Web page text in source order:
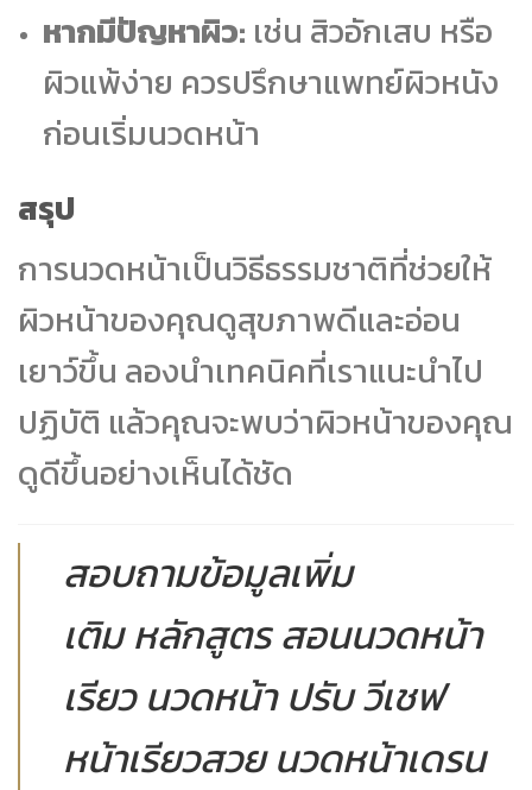
หากมีปัญหาผิว: เช่น สิวอักเสบ หรือ
ผิวแพ้ง่าย ควรปรึกษาแพทย์ผิวหนัง
ก่อนเริ่มนวดหน้า
สรุป
การนวดหน้าเป็นวิธีธรรมชาติที่ช่วยให้
ผิวหน้าของคุณดูสุขภาพดีและอ่อน
เยาว์ขึ้น ลองนำเทคนิคที่เราแนะนำไป
ปฏิบัติ แล้วคุณจะพบว่าผิวหน้าของคุณ
ดูดีขึ้นอย่างเห็นได้ชัด
สอบถามข้อมูลเพิ่ม
เติม หลักสูตร สอนนวดหน้า
เรียว นวดหน้า ปรับ วีเชฟ
หน้าเรียวสวย นวดหน้าเดรน